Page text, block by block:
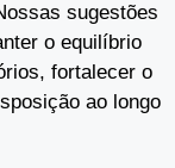
sugestões
o equilíbrio
fortalecer o
ao longo